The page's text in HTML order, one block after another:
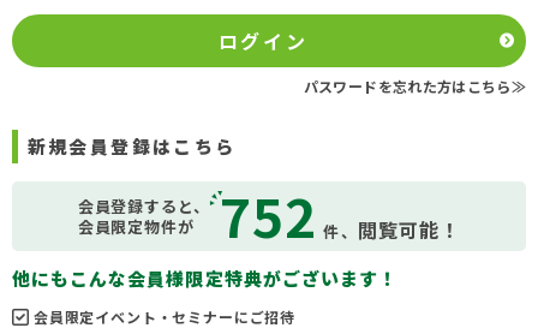
ログイン
パスワードを忘れた方はこちら≫
新規会員登録はこちら
会員登録すると、
会員限定物件が
752 件、 閲覧可能！
他にもこんな会員様限定特典がございます！
会員限定イベント・セミナーにご招待